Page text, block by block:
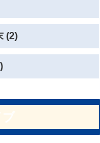
(2)